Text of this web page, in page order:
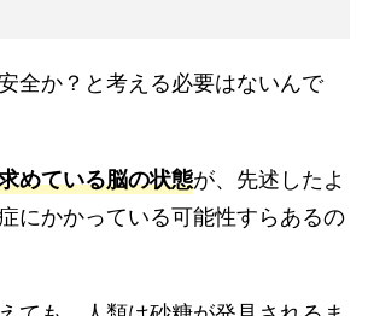
全か？と考える必要はないんで
めている脳の状態が、先述したよ
にかかっている可能性すらあるの